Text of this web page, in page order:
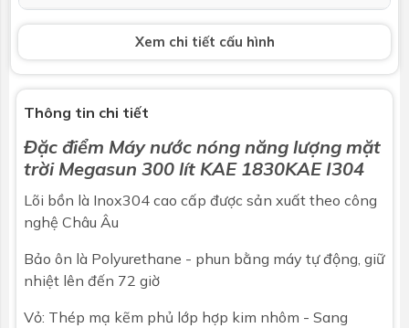
Hỗ trợ điện Không
chống ăn
mòn
Bảo hành 5 năm
Loại
phản quang
Xem chi tiết cấu hình
Thông tin chi tiết
Đặc điểm Máy nước nóng năng lượng mặt
trờiMegasun 300 lít KAE 1830KAE I304
Lõi bồn là Inox304 cao cấp được sản xuất theo công
nghệ Châu Âu
Bảo ôn là Polyurethane - phun bằng máy tự động, giữ
nhiệt lên đến 72 giờ
Vỏ: Thép mạ kẽm phủ lớp hợp kim nhôm - Sang